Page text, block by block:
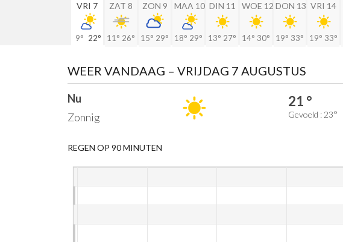
VRI 7
9° 22°
ZAT 8
11° 26°
ZON 9
15° 29°
MAA 10
18° 29°
DIN 11
13° 27°
WOE 12
14° 30°
DON 13
19° 33°
VRI 14
19° 33°
WEER VANDAAG – VRIJDAG 7 AUGUSTUS
Nu
Zonnig
21 °
Gevoeld : 23°
REGEN OP 90 MINUTEN